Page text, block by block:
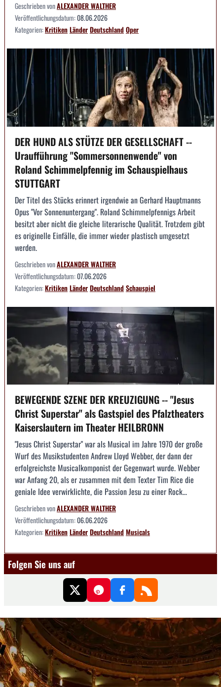
Geschrieben vonALEXANDER WALTHER
Veröffentlichungsdatum:08.06.2026
Kategorien:KritikenLänderDeutschlandOper
DER HUND ALS STÜTZE DER GESELLSCHAFT --
Uraufführung "Sommersonnenwende" von
Roland Schimmelpfennig im Schauspielhaus
STUTTGART
Der Titel des Stücks erinnert irgendwie an Gerhard Hauptmanns
Opus "Vor Sonnenuntergang". Roland Schimmelpfennigs Arbeit
besitzt aber nicht die gleiche literarische Qualität. Trotzdem gibt
es originelle Einfälle, die immer wieder plastisch umgesetzt
werden.
Geschrieben vonALEXANDER WALTHER
Veröffentlichungsdatum:07.06.2026
Kategorien:KritikenLänderDeutschlandSchauspiel
BEWEGENDE SZENE DER KREUZIGUNG -- "Jesus
Christ Superstar" als Gastspiel des Pfalztheaters
Kaiserslautern im Theater HEILBRONN
"Jesus Christ Superstar" war als Musical im Jahre 1970 der große
Wurf des Musikstudenten Andrew Lloyd Webber, der dann der
erfolgreichste Musicalkomponist der Gegenwart wurde. Webber
war Anfang 20, als er zusammen mit dem Texter Tim Rice die
geniale Idee verwirklichte, die Passion Jesu zu einer Rock...
Geschrieben vonALEXANDER WALTHER
Veröffentlichungsdatum:06.06.2026
Kategorien:KritikenLänderDeutschlandMusicals
Folgen Sie uns auf